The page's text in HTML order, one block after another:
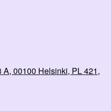
A, 00100 Helsinki, PL 421,